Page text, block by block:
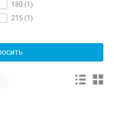
180 (1)
215 (1)